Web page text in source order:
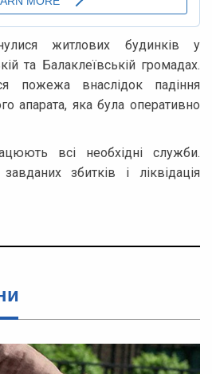
житлових будинків у
та Балаклеївській громадах.
пожежа внаслідок падіння
апарата, яка була оперативно
всі необхідні служби.
збитків і ліквідація